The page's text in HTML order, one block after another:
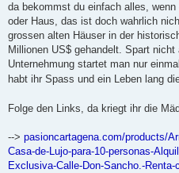
r
a
da bekommst du einfach alles,
oder Haus, das ist doch wahrlich
grossen alten Häuser in der
Millionen US$ gehandelt. Spart
Unternehmung startet man nur
habt ihr Spass und ein Leben lang
Folge den Links, da kriegt ihr die
--> pasioncartagena.com/products/
Casa-de-Lujo-para-10-personas-
Exclusiva-Calle-Don-Sancho.-